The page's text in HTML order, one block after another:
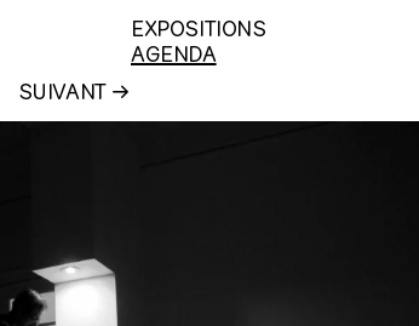
EXPOSITIONS
AGENDA
SUIVANT